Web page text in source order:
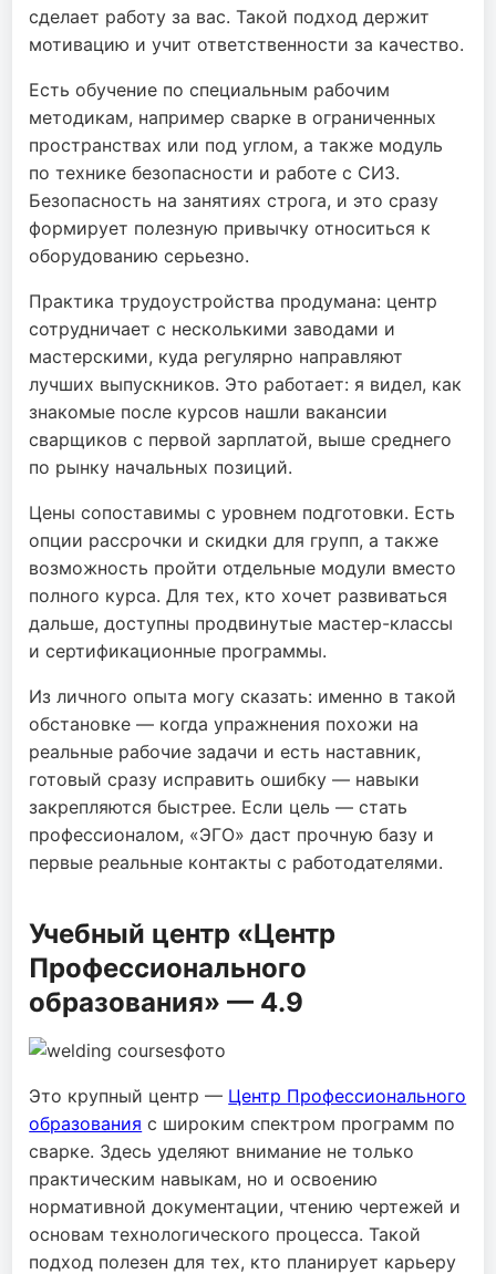
сделает работу за вас. Такой подход держит
мотивацию и учит ответственности за качество.
Есть обучение по специальным рабочим
методикам, например сварке в ограниченных
пространствах или под углом, а также модуль
по технике безопасности и работе с СИЗ.
Безопасность на занятиях строга, и это сразу
формирует полезную привычку относиться к
оборудованию серьезно.
Практика трудоустройства продумана: центр
сотрудничает с несколькими заводами и
мастерскими, куда регулярно направляют
лучших выпускников. Это работает: я видел, как
знакомые после курсов нашли вакансии
сварщиков с первой зарплатой, выше среднего
по рынку начальных позиций.
Цены сопоставимы с уровнем подготовки. Есть
опции рассрочки и скидки для групп, а также
возможность пройти отдельные модули вместо
полного курса. Для тех, кто хочет развиваться
дальше, доступны продвинутые мастер-классы
и сертификационные программы.
Из личного опыта могу сказать: именно в такой
обстановке — когда упражнения похожи на
реальные рабочие задачи и есть наставник,
готовый сразу исправить ошибку — навыки
закрепляются быстрее. Если цель — стать
профессионалом, «ЭГО» даст прочную базу и
первые реальные контакты с работодателями.
Учебный центр «Центр
Профессионального
образования» — 4.9
Это крупный центр — Центр Профессионального
образования с широким спектром программ по
сварке. Здесь уделяют внимание не только
практическим навыкам, но и освоению
нормативной документации, чтению чертежей и
основам технологического процесса. Такой
подход полезен для тех, кто планирует карьеру